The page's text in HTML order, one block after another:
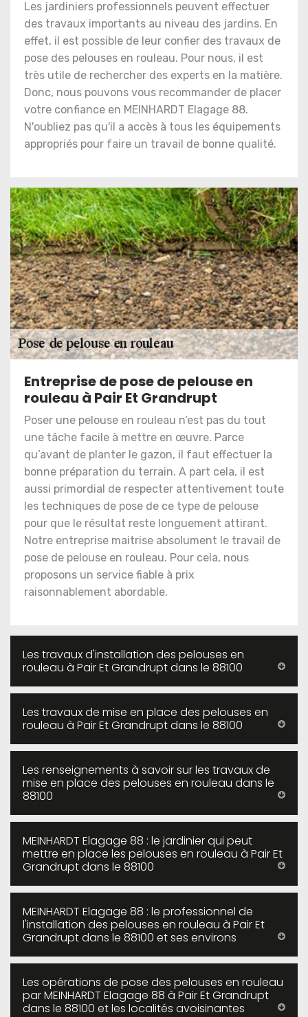
Les jardiniers professionnels peuvent effectuer
des travaux importants au niveau des jardins. En
effet, il est possible de leur confier des travaux de
pose des pelouses en rouleau. Pour nous, il est
très utile de rechercher des experts en la matière.
Donc, nous pouvons vous recommander de placer
votre confiance en MEINHARDT Elagage 88.
N'oubliez pas qu'il a accès à tous les équipements
appropriés pour faire un travail de bonne qualité.
Entreprise de pose de pelouse en
rouleau à Pair Et Grandrupt
Poser une pelouse en rouleau n’est pas du tout
une tâche facile à mettre en œuvre. Parce
qu’avant de planter le gazon, il faut effectuer la
bonne préparation du terrain. A part cela, il est
aussi primordial de respecter attentivement toute
les techniques de pose de ce type de pelouse
pour que le résultat reste longuement attirant.
Notre entreprise maitrise absolument le travail de
pose de pelouse en rouleau. Pour cela, nous
proposons un service fiable à prix
raisonnablement abordable.
Les travaux d'installation des pelouses en
rouleau à Pair Et Grandrupt dans le 88100
Les travaux de mise en place des pelouses en
rouleau à Pair Et Grandrupt dans le 88100
Les renseignements à savoir sur les travaux de
mise en place des pelouses en rouleau dans le
88100
MEINHARDT Elagage 88 : le jardinier qui peut
mettre en place les pelouses en rouleau à Pair Et
Grandrupt dans le 88100
MEINHARDT Elagage 88 : le professionnel de
l'installation des pelouses en rouleau à Pair Et
Grandrupt dans le 88100 et ses environs
Les opérations de pose des pelouses en rouleau
par MEINHARDT Elagage 88 à Pair Et Grandrupt
dans le 88100 et les localités avoisinantes